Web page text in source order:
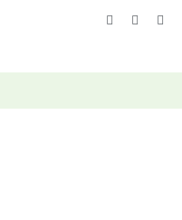
Vimeo Facebook